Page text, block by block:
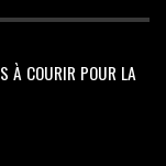
À COURIR POUR LA